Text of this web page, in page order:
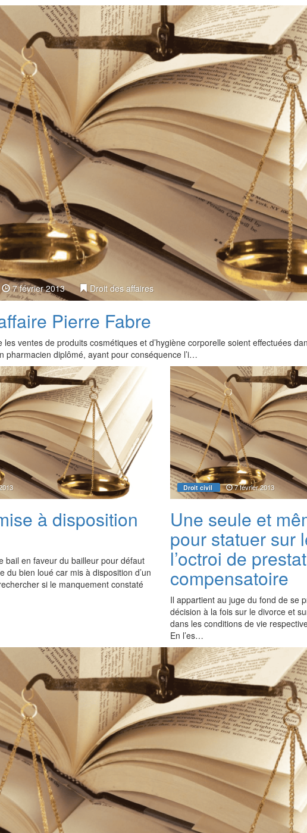
7 février 2013 Droit des affaires
Pierre Fabre
les ventes de produits cosmétiques et d’hygiène corporelle soient effectuées
pharmacien diplômé, ayant pour conséquence l’i…
à disposition
bail en faveur du bailleur pour défaut
du bien loué car mis à disposition d’un
si le manquement constaté
Droit civil 7 février 2013
Une seule et
pour statuer sur
l’octroi de
compensatoire
Il appartient au juge du fond de se
décision à la fois sur le divorce et
dans les conditions de vie
En l’es…